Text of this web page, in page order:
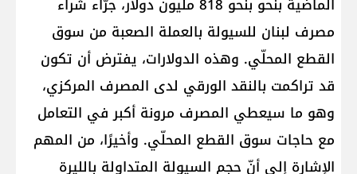
مصرف لبنان للسيولة بالعملة الصعبة من سوق
القطع المحلّي. وهذه الدولارات، يفترض أن تكون
قد تراكمت بالنقد الورقي لدى المصرف المركزي،
وهو ما سيعطي المصرف مرونة أكبر في التعامل
مع حاجات سوق القطع المحلّي. وأخيرًا، من المهم
الإشارة إلى أنّ حجم السيولة المتداولة بالليرة